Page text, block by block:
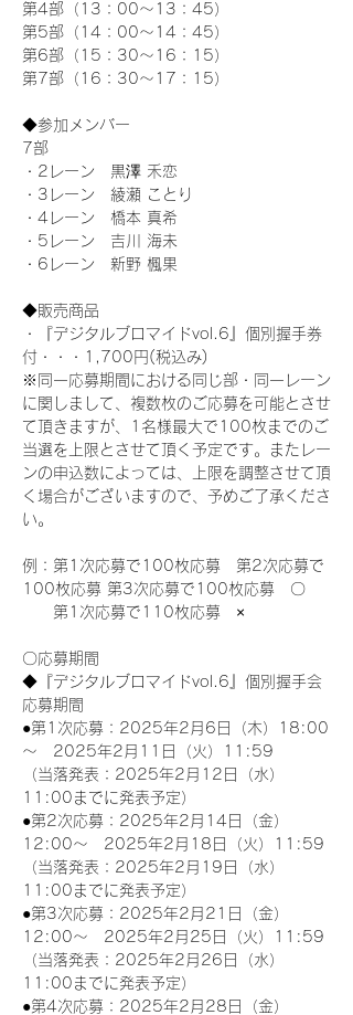
第4部（13：00～13：45）
第5部（14：00～14：45）
第6部（15：30～16：15）
第7部（16：30～17：15）
◆参加メンバー
7部
・2レーン　黒澤 禾恋
・3レーン　綾瀬 ことり
・4レーン　橋本 真希
・5レーン　吉川 海未
・6レーン　新野 楓果
◆販売商品
・『デジタルブロマイドvol.6』個別握手券
付・・・1,700円(税込み)
※同一応募期間における同じ部・同一レーン
に関しまして、複数枚のご応募を可能とさせ
て頂きますが、1名様最大で100枚までのご
当選を上限とさせて頂く予定です。またレー
ンの申込数によっては、上限を調整させて頂
く場合がございますので、予めご了承くださ
い。
例：第1次応募で100枚応募　第2次応募で
100枚応募 第3次応募で100枚応募　〇
第1次応募で110枚応募　×
〇応募期間
◆『デジタルブロマイドvol.6』個別握手会
応募期間
●第1次応募：2025年2月6日（木）18:00
～　2025年2月11日（火）11:59
（当落発表：2025年2月12日（水）
11:00までに発表予定）
●第2次応募：2025年2月14日（金）
12:00～　2025年2月18日（火）11:59
（当落発表：2025年2月19日（水）
11:00までに発表予定）
●第3次応募：2025年2月21日（金）
12:00～　2025年2月25日（火）11:59
（当落発表：2025年2月26日（水）
11:00までに発表予定）
●第4次応募：2025年2月28日（金）